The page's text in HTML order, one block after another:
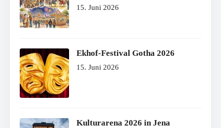
15. Juni 2026
Ekhof-Festival Gotha 2026
15. Juni 2026
Kulturarena 2026 in Jena